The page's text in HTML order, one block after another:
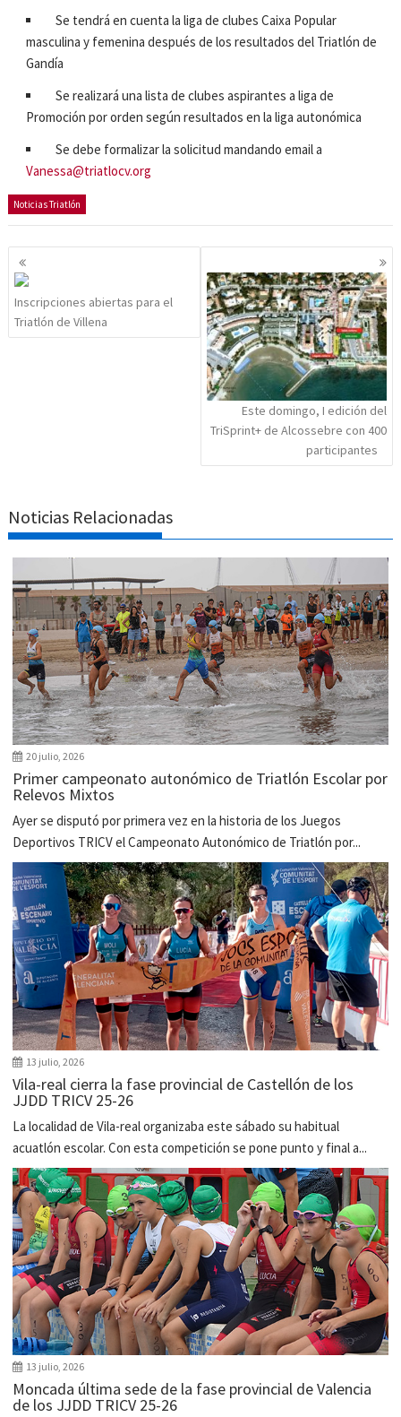
Se tendrá en cuenta la liga de clubes Caixa Popular
masculina y femenina después de los resultados del Triatlón de
Gandía
Se realizará una lista de clubes aspirantes a liga de
Promoción por orden según resultados en la liga autonómica
Se debe formalizar la solicitud mandando email a
Vanessa@triatlocv.org
Noticias Triatlón
Navegación
de
entradas
Inscripciones abiertas para el
Triatlón de Villena
Este domingo, I edición del
TriSprint+ de Alcossebre con 400
participantes
Noticias Relacionadas
20 julio, 2026
Primer campeonato autonómico de Triatlón Escolar por
Relevos Mixtos
Ayer se disputó por primera vez en la historia de los Juegos
Deportivos TRICV el Campeonato Autonómico de Triatlón por...
13 julio, 2026
Vila-real cierra la fase provincial de Castellón de los
JJDD TRICV 25-26
La localidad de Vila-real organizaba este sábado su habitual
acuatlón escolar. Con esta competición se pone punto y final a...
13 julio, 2026
Moncada última sede de la fase provincial de Valencia
de los JJDD TRICV 25-26